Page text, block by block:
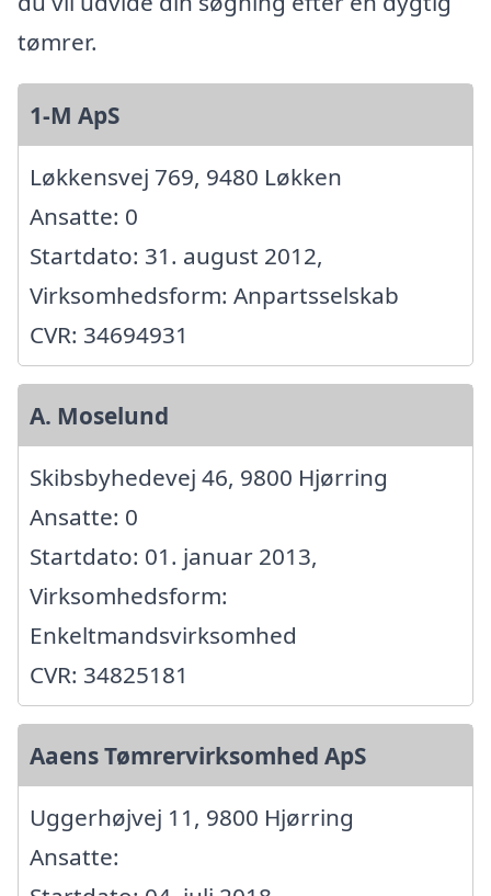
tømrer.
1-M ApS
Løkkensvej 769, 9480 Løkken
Ansatte: 0
Startdato: 31. august 2012,
Virksomhedsform: Anpartsselskab
CVR: 34694931
A. Moselund
Skibsbyhedevej 46, 9800 Hjørring
Ansatte: 0
Startdato: 01. januar 2013,
Virksomhedsform:
Enkeltmandsvirksomhed
CVR: 34825181
Aaens Tømrervirksomhed ApS
Uggerhøjvej 11, 9800 Hjørring
Ansatte: